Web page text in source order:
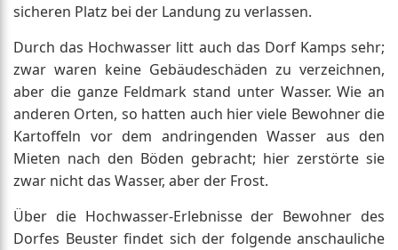
sicheren Platz bei der Landung zu verlassen.
Durch das Hochwasser litt auch das Dorf Kamps sehr;
zwar waren keine Gebäudeschäden zu verzeichnen,
aber die ganze Feldmark stand unter Wasser. Wie an
anderen Orten, so hatten auch hier viele Bewohner die
Kartoffeln vor dem andringenden Wasser aus den
Mieten nach den Böden gebracht; hier zerstörte sie
zwar nicht das Wasser, aber der Frost.
Über die Hochwasser-Erlebnisse der Bewohner des
Dorfes Beuster findet sich der folgende anschauliche